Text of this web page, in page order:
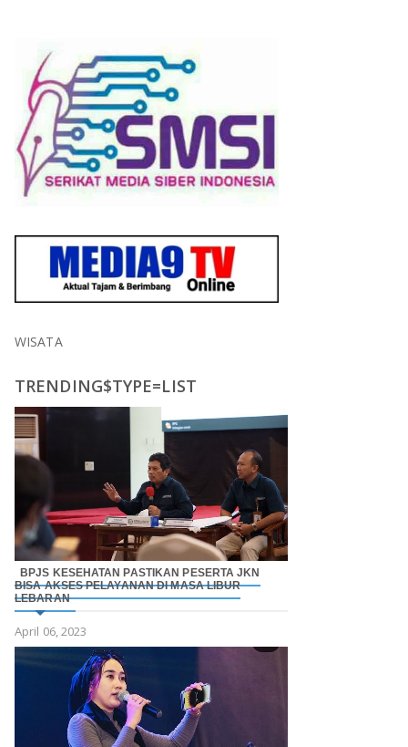
WISATA
TRENDING$TYPE=LIST
BPJS KESEHATAN PASTIKAN PESERTA JKN
BISA AKSES PELAYANAN DI MASA LIBUR
LEBARAN
April 06, 2023